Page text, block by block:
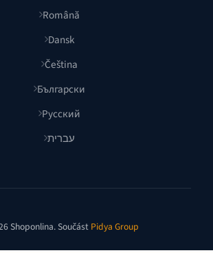
Română
Dansk
Čeština
Български
Русский
עברית
Shoponlina. Součást Pidya Group